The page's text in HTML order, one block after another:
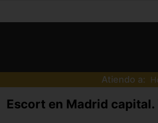
Atiendo a:
Escort en Madrid